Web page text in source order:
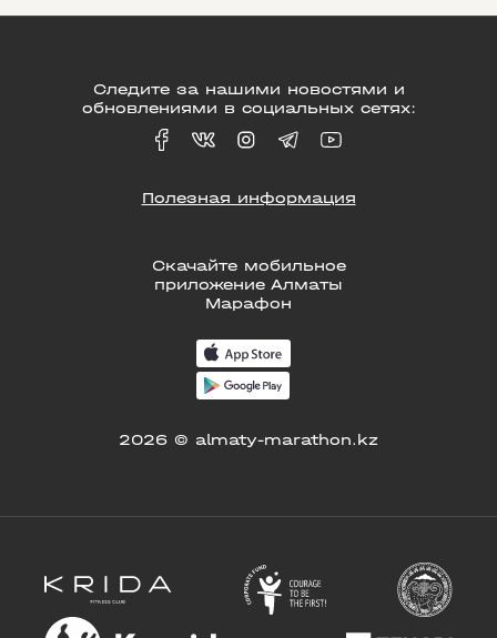
Скачайте мобильное
приложение Алматы
Марафон
2026 © almaty-marathon.kz
Следите за нашими новостями и
обновлениями в социальных сетях:
Полезная информация